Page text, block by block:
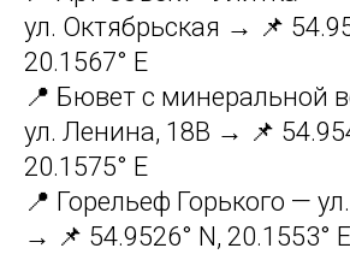
ул. Октябрьская → 📌
20.1567° E
📍 Бювет с минеральной
ул. Ленина, 18B → 📌
20.1575° E
📍 Горельеф Горького —
→ 📌 54.9526° N, 20.1553° E